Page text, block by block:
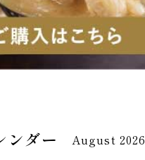
August 2026